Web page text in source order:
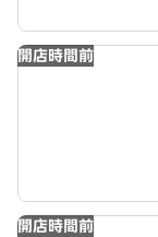
開店時間前
開店時間前